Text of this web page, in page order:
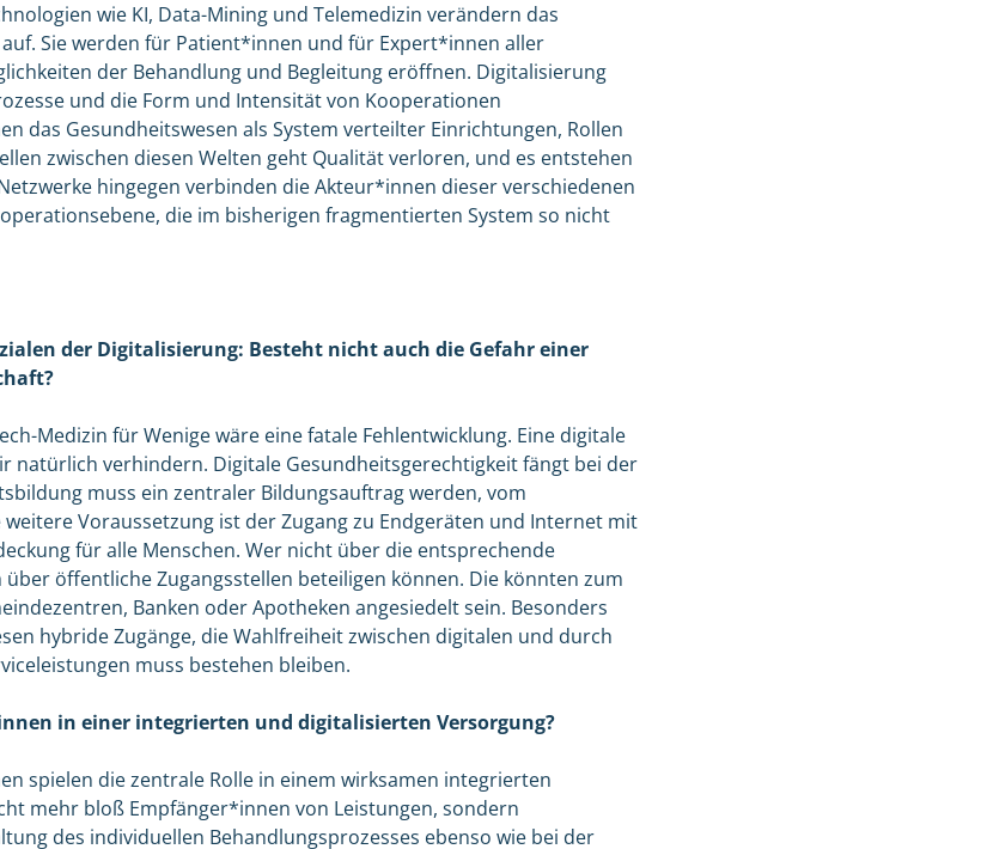
wie KI, Data-Mining und Telemedizin verändern das
Sie werden für Patient*innen und für Expert*innen aller
der Behandlung und Begleitung eröffnen. Digitalisierung
und die Form und Intensität von Kooperationen
das Gesundheitswesen als System verteilter Einrichtungen, Rollen
zwischen diesen Welten geht Qualität verloren, und es entstehen
hingegen verbinden die Akteur*innen dieser verschiedenen
die im bisherigen fragmentierten System so nicht
der Digitalisierung: Besteht nicht auch die Gefahr einer
Medizin für Wenige wäre eine fatale Fehlentwicklung. Eine digitale
natürlich verhindern. Digitale Gesundheitsgerechtigkeit fängt bei der
muss ein zentraler Bildungsauftrag werden, vom
Voraussetzung ist der Zugang zu Endgeräten und Internet mit
für alle Menschen. Wer nicht über die entsprechende
öffentliche Zugangsstellen beteiligen können. Die könnten zum
Banken oder Apotheken angesiedelt sein. Besonders
hybride Zugänge, die Wahlfreiheit zwischen digitalen und durch
muss bestehen bleiben.
in einer integrierten und digitalisierten Versorgung?
spielen die zentrale Rolle in einem wirksamen integrierten
mehr bloß Empfänger*innen von Leistungen, sondern
des individuellen Behandlungsprozesses ebenso wie bei der